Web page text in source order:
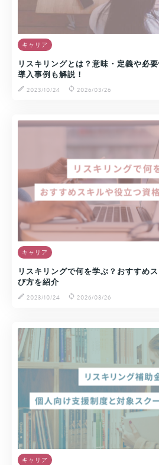
キャリア
リスキリングとは？意味・定義や必
導入事例も解説！
2023/10/24
2026/03/26
キャリア
リスキリングで何を学ぶ？おすすめ
び方を紹介
2023/10/24
2026/03/26
キャリア